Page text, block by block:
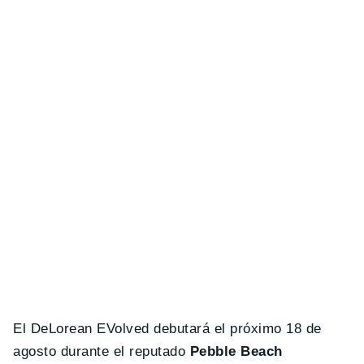
El DeLorean EVolved debutará el próximo 18 de
agosto durante el reputado Pebble Beach